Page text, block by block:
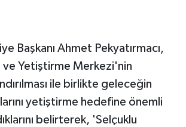
Başkanı Ahmet Pekyatırmacı,
ve Yetiştirme Merkezi'nin
ile birlikte geleceğin
yetiştirme hedefine önemli
belirterek, 'Selçuklu